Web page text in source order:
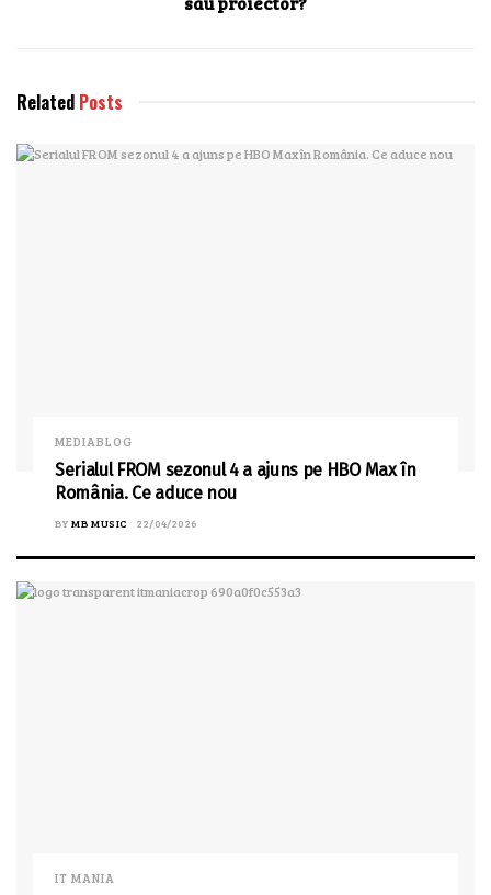
Related Posts
MEDIABLOG
Serialul FROM sezonul 4 a ajuns pe HBO Max în
România. Ce aduce nou
BY MB MUSIC 22/04/2026
IT MANIA